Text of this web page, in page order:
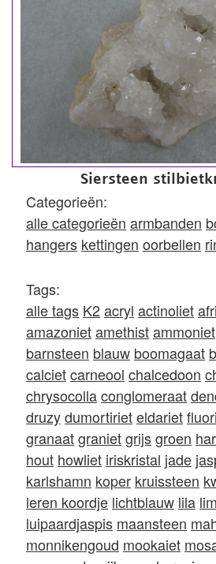
Siersteen
Categorieën:
alle categorieën armbanden
hangers kettingen oorbellen
Tags:
alle tags K2acryl actinoliet
amazonietamethistammoniet
barnsteen blauw boomagaat
calcietcarneool chalcedoon
chrysocollaconglomeraat
druzydumortirieteldariet
granaatgranietgrijsgroen
hout howliet iriskristal jade
karlshamn koper kruissteen
leren koordje lichtblauw lila
luipaardjaspis maansteen
monnikengoud mookaiet